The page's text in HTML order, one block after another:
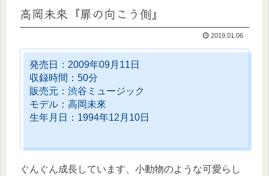
高岡未來『扉の向こう側』
2019.01.06
発売日：2009年09月11日
収録時間：50分
販売元：渋谷ミュージック
モデル：高岡未來
生年月日：1994年12月10日
ぐんぐん成長しています、小動物のような可愛らし